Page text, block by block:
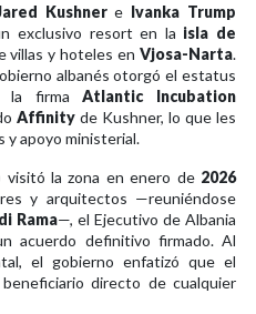
Kushnere Ivanka Trump
exclusivo resort en la isla de
villas y hoteles en Vjosa-Narta.
albanés otorgó el estatus
la firmaAtlantic Incubation
Affinity de Kushner, lo que les
y apoyo ministerial.
visitó la zona en enero de 2026
y arquitectos —reuniéndose
Rama—, el Ejecutivo de Albania
acuerdo definitivo firmado. Al
el gobierno enfatizó que el
directo de cualquier